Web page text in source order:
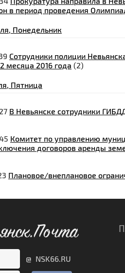
в период проведения
Понедельник
Сотрудники полиции
месяца 2016 года (2)
Пятница
В Невьянске сотрудники
Комитет по управлению
договоров аренды
Плановое/внеплановое
@ NSK66.RU